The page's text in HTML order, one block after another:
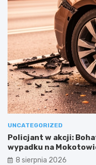
UNCATEGORIZED
Policjant w akcji:
wypadku na
8 sierpnia 2026